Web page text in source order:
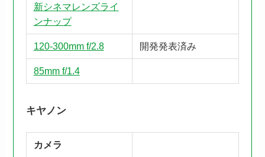
新シネマレンズライ
ンナップ
120-300mm f/2.8 開発発表済み
85mm f/1.4
キヤノン
カメラ